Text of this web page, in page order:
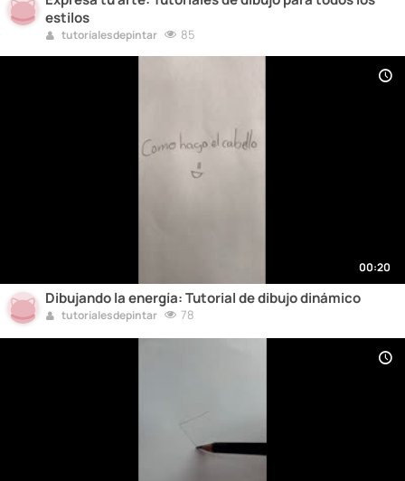
estilos
tutorialesdepintar 85
00:20
Dibujando la energía: Tutorial de dibujo dinámico
tutorialesdepintar 78